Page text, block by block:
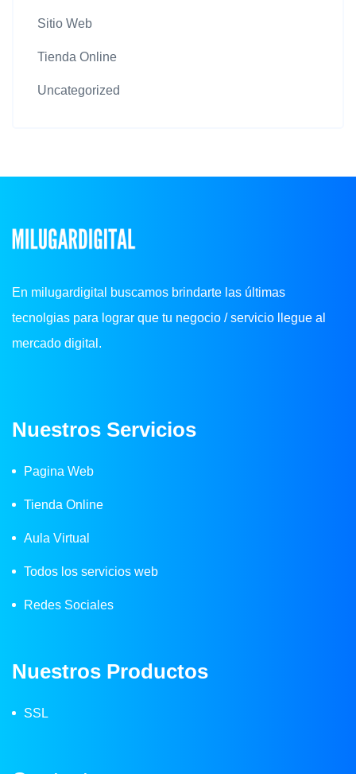
Sitio Web
Tienda Online
Uncategorized
En milugardigital buscamos brindarte las últimas
tecnolgias para lograr que tu negocio / servicio llegue al
mercado digital.
Nuestros Servicios
Pagina Web
Tienda Online
Aula Virtual
Todos los servicios web
Redes Sociales
Nuestros Productos
SSL